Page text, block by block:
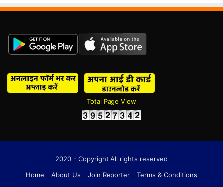
Total Page View
2020 - Copyright All rights reserved
Home
About Us Join Reporter
Terms & Conditions